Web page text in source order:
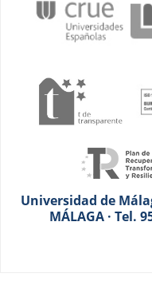
Universidad de
MÁLAGA · Tel.